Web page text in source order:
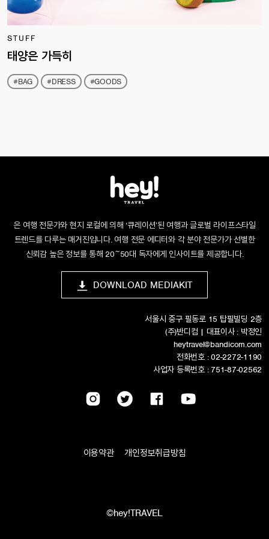
STUFF
태양은 가득히
#BAG #DRESS #GOODS
은 여행 전문가와 현지 로컬에 의해 ‘큐레이션’된 여행과 글로벌 라이프스타일
트렌드를 다루는 매거진입니다. 여행 전문 에디터와 각 분야 전문가가 선별한
신뢰감 높은 정보를 통해 20~50대 독자에게 인사이트를 제공합니다.
DOWNLOAD MEDIAKIT
서울시 중구 필동로 15 탑필빌딩 2층
(주)반디컴 | 대표이사 : 박정인
heytravel@bandicom.com
전화번호 : 02-2272-1190
사업자 등록번호 : 751-87-02562
이용약관 개인정보취급방침
©hey!TRAVEL